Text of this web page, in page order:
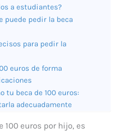
a estudiantes?
puede pedir la beca
para pedir la
euros de forma
tu beca de 100 euros:
adecuadamente
100 euros por hijo, es